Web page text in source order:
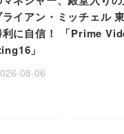
イアン・ミッチェル
利に自信！ 「Prime
」
08-06